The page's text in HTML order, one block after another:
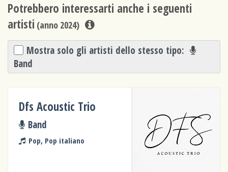
Potrebbero interessarti anche i seguenti
artisti (anno 2024)
Mostra solo gli artisti dello stesso tipo:
Band
Dfs Acoustic Trio
Band
Pop, Pop italiano